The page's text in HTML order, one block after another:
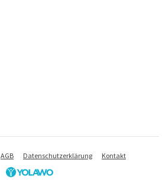
AGB Datenschutzerklärung Kontakt